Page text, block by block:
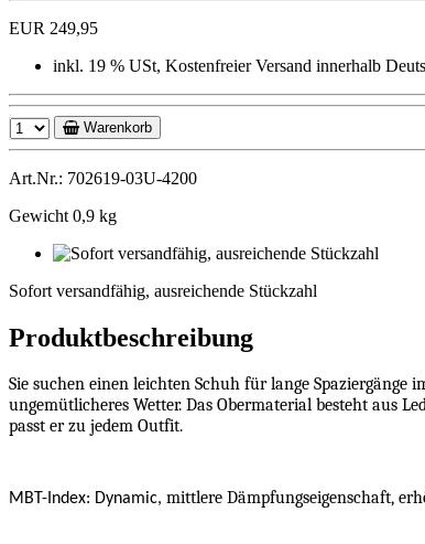
EUR 249,95
inkl. 19 % USt, Kostenfreier Versand innerhalb
Warenkorb
Art.Nr.: 702619-03U-4200
Gewicht 0,9 kg
Sofort versandfähig, ausreichende Stückzahl
Produktbeschreibung
Sie suchen einen leichten Schuh für lange
ungemütlicheres Wetter. Das Obermaterial besteht aus
passt er zu jedem Outfit.
MBT-Index: Dynamic, mittlere Dämpfungseigenschaft,